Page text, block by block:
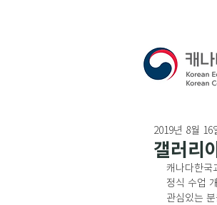
갤러리
2019년 8월 16
캐나다한국
정식 수업
관심있는